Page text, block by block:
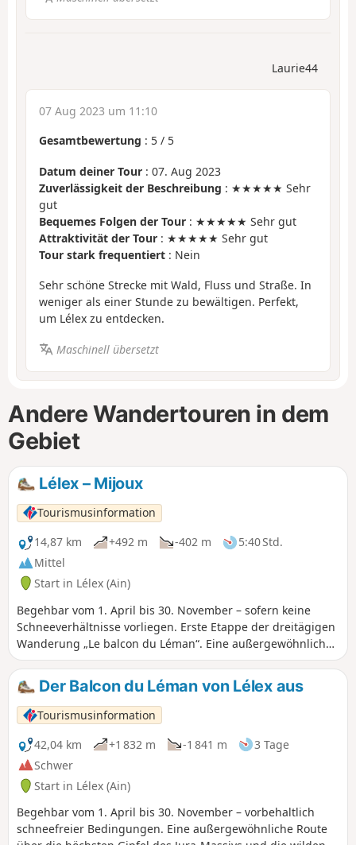
Laurie44
07 Aug 2023 um 11:10
Gesamtbewertung : 5 / 5
Datum deiner Tour : 07. Aug 2023
Zuverlässigkeit der Beschreibung : ★★★★★ Sehr
gut
Bequemes Folgen der Tour : ★★★★★ Sehr gut
Attraktivität der Tour : ★★★★★ Sehr gut
Tour stark frequentiert : Nein
Sehr schöne Strecke mit Wald, Fluss und Straße. In
weniger als einer Stunde zu bewältigen. Perfekt,
um Lélex zu entdecken.
Maschinell übersetzt
Andere Wandertouren in dem
Gebiet
Lélex – Mijoux
Tourismusinformation
14,87 km
+492 m -402 m
5:40 Std.
Mittel
Start in Lélex (Ain)
Begehbar vom 1. April bis 30. November – sofern keine
Schneeverhältnisse vorliegen. Erste Etappe der dreitägigen
Wanderung „Le balcon du Léman“. Eine außergewöhnliche
Route durch die höchsten Gipfel des Jura-Massivs und die
wilden Landschaften des Haut-Jura-Plateaus, mit
spektakulären Panoramablicken auf den Genfer See und die
Alpenkette von den höchsten Gipfeln des Jura-Gebirges aus.
Diese wilden Landschaften voller Überraschungen und
Wunder machen diese Mehrtageswanderung zu einem
unvergesslichen Erlebnis.
Der Balcon du Léman von Lélex aus
Tourismusinformation
42,04 km
+1 832 m -1 841 m
3 Tage
Schwer
Start in Lélex (Ain)
Begehbar vom 1. April bis 30. November – vorbehaltlich
schneefreier Bedingungen. Eine außergewöhnliche Route